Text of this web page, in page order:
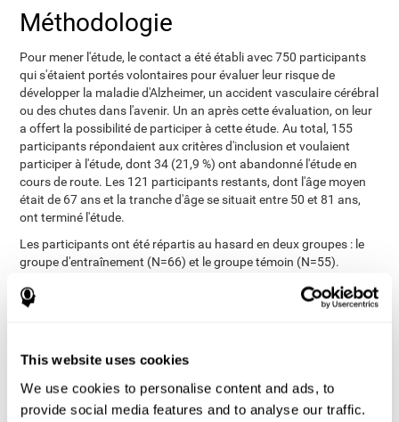
This website uses cookies
We use cookies to personalise content and ads, to
provide social media features and to analyse our traffic.
Méthodologie
Pour mener l'étude, le contact a été établi avec 750 participants
qui s'étaient portés volontaires pour évaluer leur risque de
développer la maladie d'Alzheimer, un accident vasculaire cérébral
ou des chutes dans l'avenir. Un an après cette évaluation, on leur
a offert la possibilité de participer à cette étude. Au total, 155
participants répondaient aux critères d'inclusion et voulaient
participer à l'étude, dont 34 (21,9 %) ont abandonné l'étude en
cours de route. Les 121 participants restants, dont l'âge moyen
était de 67 ans et la tranche d'âge se situait entre 50 et 81 ans,
ont terminé l'étude.
Les participants ont été répartis au hasard en deux groupes : le
groupe d'entraînement (N=66) et le groupe témoin (N=55).
la fin de l'étude. Le groupe expérimental a mené 24 séances
celle de CogniFit.
L'évaluation NexAde est un logiciel standardisé, validé et
fiable, pour la détection précoce de la maladie d'Alzheimer. Il